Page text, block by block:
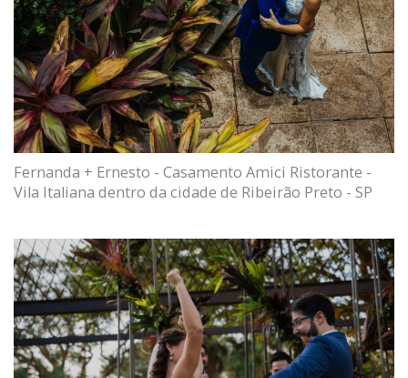
Fernanda + Ernesto - Casamento Amici Ristorante -
Vila Italiana dentro da cidade de Ribeirão Preto - SP